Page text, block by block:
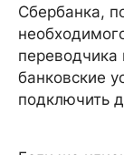
Сбербанка,
банковские
подключить